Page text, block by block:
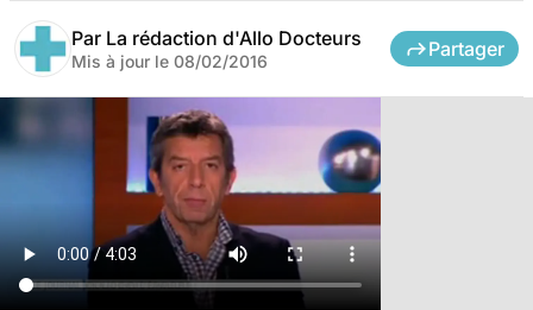
Par La rédaction d'Allo Docteurs
Mis à jour le 08/02/2016
Partager